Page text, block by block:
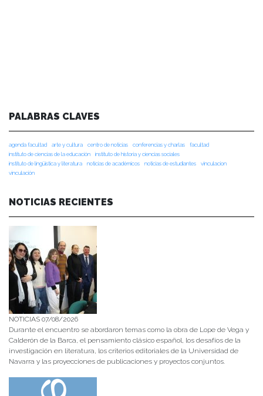
PALABRAS CLAVES
agenda facultad arte y cultura centro de noticias conferencias y charlas
facultad
instituto de ciencias de la educación
instituto de historia y ciencias sociales
instituto de lingüística y literatura
noticias de académicos noticias de estudiantes
vinculacion
vinculación
NOTICIAS RECIENTES
NOTICIAS 07/08/2026
Durante el encuentro se abordaron temas como la obra de Lope de Vega y
Calderón de la Barca, el pensamiento clásico español, los desafíos de la
investigación en literatura, los criterios editoriales de la Universidad de
Navarra y las proyecciones de publicaciones y proyectos conjuntos.